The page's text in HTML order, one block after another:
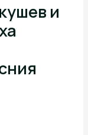
и